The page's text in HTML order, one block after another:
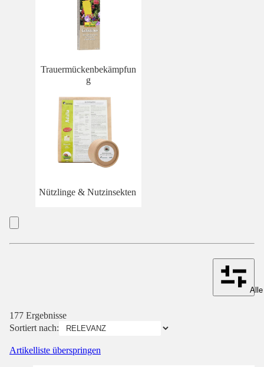
Trauermückenbekämpfun
g
Nützlinge & Nutzinsekten
177 Ergebnisse
Sortiert nach:
Artikelliste überspringen